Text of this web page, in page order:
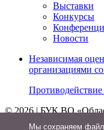
Выставки
Конкурсы
Новости
Независимая
организациями
© 2026 | БУК ВО
библиотека»
Мы cохраняем